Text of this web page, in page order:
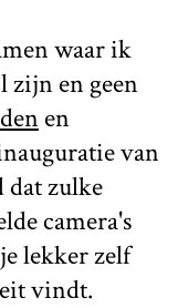
waar ik
zijn en geen
en
van
dat zulke
camera's
lekker zelf
vindt.